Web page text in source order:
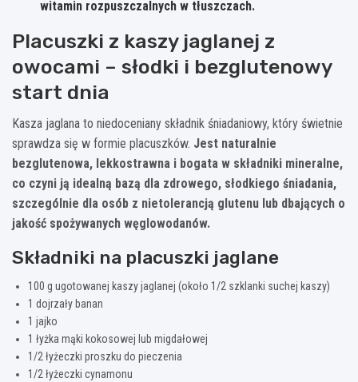
witamin rozpuszczalnych w tłuszczach.
Placuszki z kaszy jaglanej z
owocami – słodki i bezglutenowy
start dnia
Kasza jaglana to niedoceniany składnik śniadaniowy, który świetnie
sprawdza się w formie placuszków. Jest naturalnie
bezglutenowa, lekkostrawna i bogata w składniki mineralne,
co czyni ją idealną bazą dla zdrowego, słodkiego śniadania,
szczególnie dla osób z nietolerancją glutenu lub dbających o
jakość spożywanych węglowodanów.
Składniki na placuszki jaglane
100 g ugotowanej kaszy jaglanej (około 1/2 szklanki suchej kaszy)
1 dojrzały banan
1 jajko
1 łyżka mąki kokosowej lub migdałowej
1/2 łyżeczki proszku do pieczenia
1/2 łyżeczki cynamonu